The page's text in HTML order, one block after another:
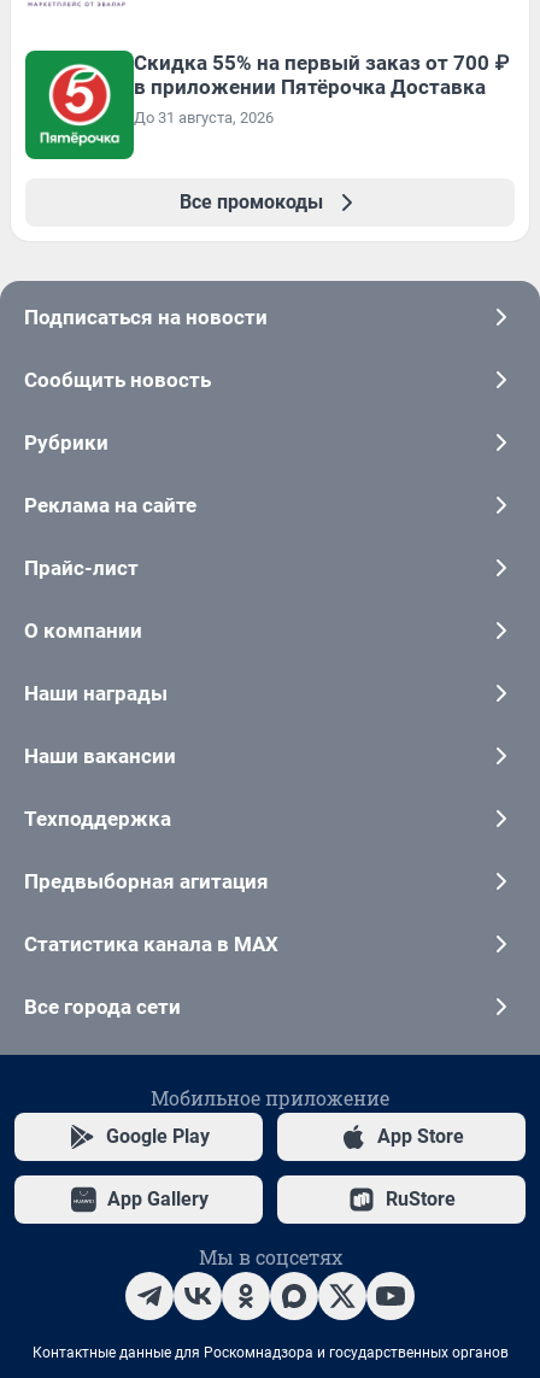
Скидка 55% на первый заказ от 700 ₽
в приложении Пятёрочка Доставка
До 31 августа, 2026
Все промокоды
Подписаться на новости
Сообщить новость
Рубрики
Реклама на сайте
Прайс-лист
О компании
Наши награды
Наши вакансии
Техподдержка
Предвыборная агитация
Статистика канала в MAX
Все города сети
Мобильное приложение
Google Play App Store
App Gallery RuStore
Мы в соцсетях
Контактные данные для Роскомнадзора и государственных органов